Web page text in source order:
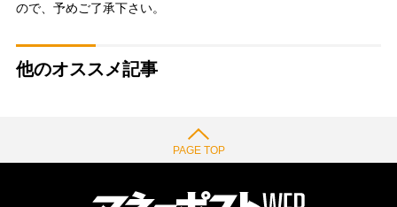
ので、予めご了承下さい。
他のオススメ記事
PAGE TOP